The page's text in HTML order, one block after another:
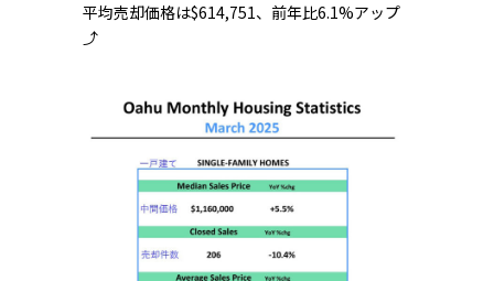
平均売却価格は$614,751、前年比6.1%アップ
⤴